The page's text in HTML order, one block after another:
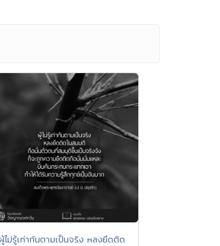
ผู้ไม่รู้เท่าทันตามเป็นจริง หลงยึดติด